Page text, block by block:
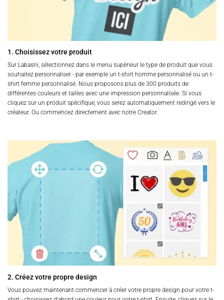
produit
1. Choisissez votre produit
Sur Labasni, sélectionnez dans le menu supérieur le type de produit que vous
souhaitez personnaliser - par exemple un t-shirt homme personnalisé ou un t-
shirt femme personnalisé. Nous proposons plus de 300 produits de
différentes couleurs et tailles avec une impression personnalisée. Si vous
cliquez sur un produit spécifique, vous serez automatiquement redirigé vers le
créateur. Ou commencez directement avec notre Creator.
2. Créez votre propre design
Vous pouvez maintenant commencer à créer votre propre design pour votre t-